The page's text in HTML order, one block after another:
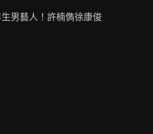
男藝人！許楠儁徐康俊